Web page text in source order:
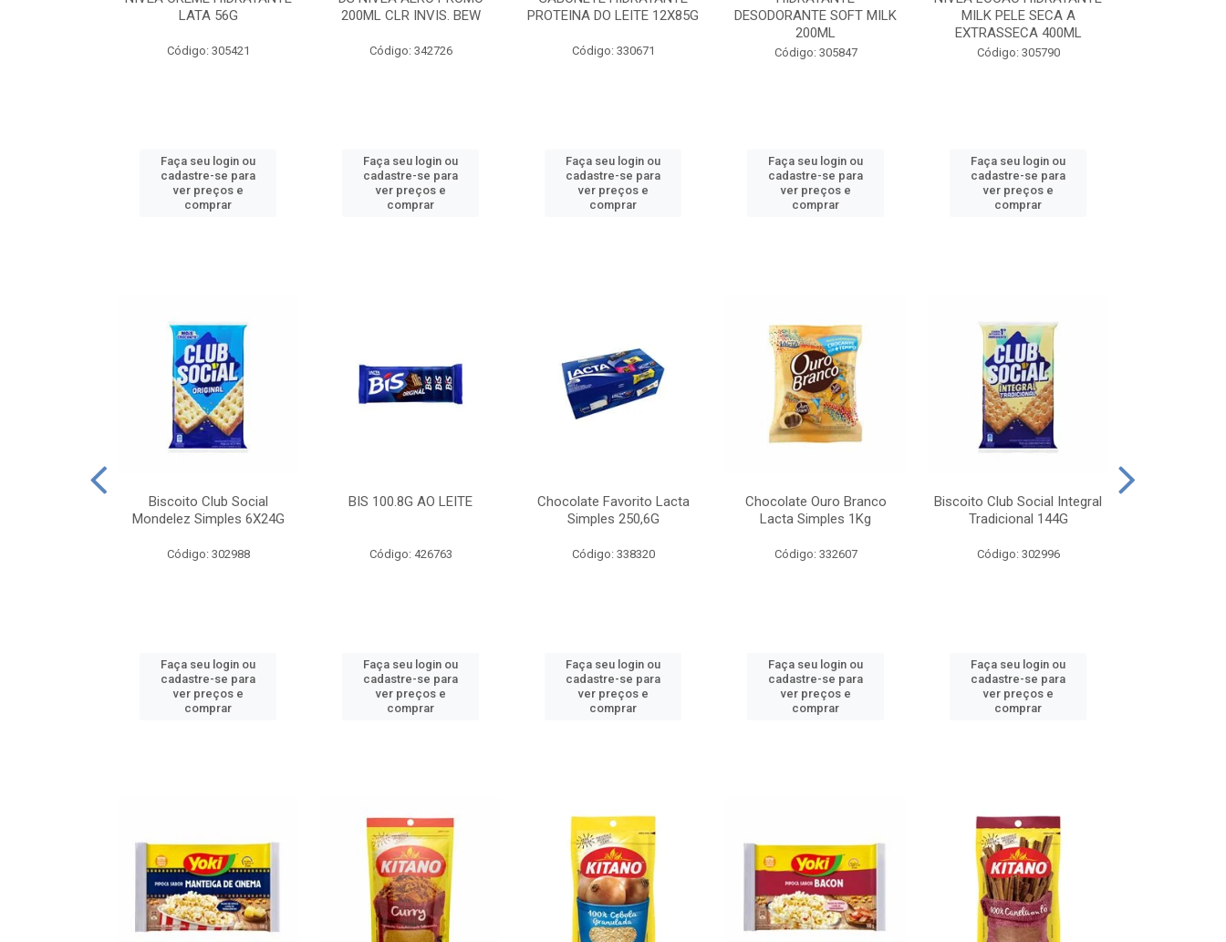
LATA 56G
Código: 305421
Faça seu login ou
cadastre-se para
ver preços e
comprar
200ML CLR INVIS. BEW
Código: 342726
Faça seu login ou
cadastre-se para
ver preços e
comprar
PROTEINA DO LEITE 12X85G
Código: 330671
Faça seu login ou
cadastre-se para
ver preços e
comprar
DESODORANTE SOFT MILK
200ML
Código: 305847
Faça seu login ou
cadastre-se para
ver preços e
comprar
MILK PELE SECA A
EXTRASSECA 400ML
Código: 305790
Faça seu login ou
cadastre-se para
ver preços e
comprar
Biscoito Club Social
Mondelez Simples 6X24G
Código: 302988
Faça seu login ou
cadastre-se para
ver preços e
comprar
BIS 100.8G AO LEITE
Código: 426763
Faça seu login ou
cadastre-se para
ver preços e
comprar
Chocolate Favorito Lacta
Simples 250,6G
Código: 338320
Faça seu login ou
cadastre-se para
ver preços e
comprar
Chocolate Ouro Branco
Lacta Simples 1Kg
Código: 332607
Faça seu login ou
cadastre-se para
ver preços e
comprar
Biscoito Club Social Integral
Tradicional 144G
Código: 302996
Faça seu login ou
cadastre-se para
ver preços e
comprar